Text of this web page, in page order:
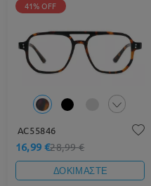
41% OFF
AC55846
16,99 €28,99 €
ΔΟΚΙΜΑΣΤΕ